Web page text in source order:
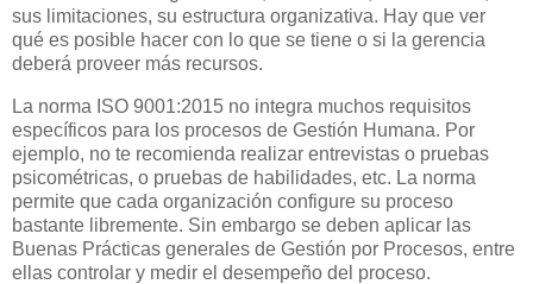
sus limitaciones, su estructura organizativa. Hay que ver
qué es posible hacer con lo que se tiene o si la gerencia
deberá proveer más recursos.
La norma ISO 9001:2015 no integra muchos requisitos
específicos para los procesos de Gestión Humana. Por
ejemplo, no te recomienda realizar entrevistas o pruebas
psicométricas, o pruebas de habilidades, etc. La norma
permite que cada organización configure su proceso
bastante libremente. Sin embargo se deben aplicar las
Buenas Prácticas generales de Gestión por Procesos, entre
ellas controlar y medir el desempeño del proceso.